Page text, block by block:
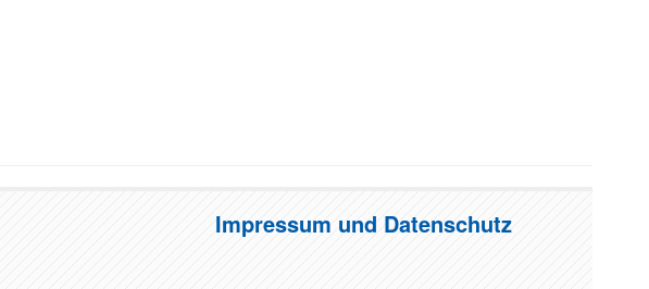
Impressum und Datenschutz